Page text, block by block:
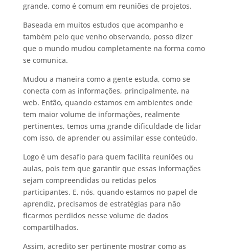
grande, como é comum em reuniões de projetos.
Baseada em muitos estudos que acompanho e
também pelo que venho observando, posso dizer
que o mundo mudou completamente na forma como
se comunica.
Mudou a maneira como a gente estuda, como se
conecta com as informações, principalmente, na
web. Então, quando estamos em ambientes onde
tem maior volume de informações, realmente
pertinentes, temos uma grande dificuldade de lidar
com isso, de aprender ou assimilar esse conteúdo.
Logo é um desafio para quem facilita reuniões ou
aulas, pois tem que garantir que essas informações
sejam compreendidas ou retidas pelos
participantes. E, nós, quando estamos no papel de
aprendiz, precisamos de estratégias para não
ficarmos perdidos nesse volume de dados
compartilhados.
Assim, acredito ser pertinente mostrar como as